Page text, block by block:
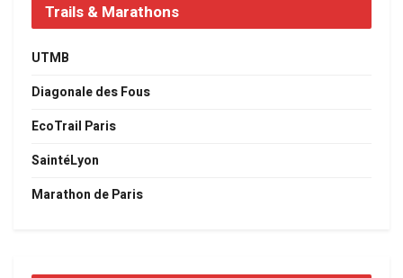
Trails & Marathons
UTMB
Diagonale des Fous
EcoTrail Paris
SaintéLyon
Marathon de Paris